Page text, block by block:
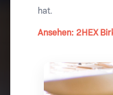
hat.
Ansehen: 2HEX